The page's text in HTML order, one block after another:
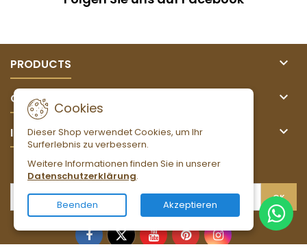
PRODUCTS 
OUR COMPANY 
IHR KONTO 
Cookies
Dieser Shop verwendet Cookies, um Ihr
Surferlebnis zu verbessern.
Weitere Informationen finden Sie in unserer
Datenschutzerklärung.
Beenden Akzeptieren
NEWSLETTER
Facebook
TwitterYouTubePinterestInstagram